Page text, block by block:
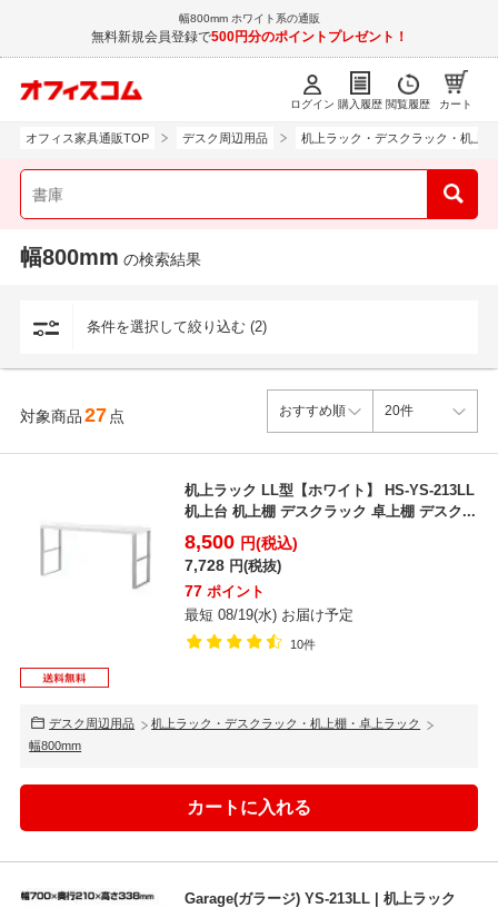
幅800mm ホワイト系の通販
無料新規会員登録で500円分のポイントプレゼント！
ログイン 購入履歴 閲覧履歴 カート
オフィス家具通販TOP デスク周辺用品 机上ラック・デスクラック・机上
幅800mm の検索結果
条件を選択して絞り込む (2)
対象商品27 点
机上ラック LL型【ホワイト】 HS-YS-213LL
机上台 机上棚 デスクラック 卓上棚 デスク...
8,500 円(税込)
7,728 円(税抜)
77 ポイント
最短 08/19(水) お届け予定
10件
デスク周辺用品
机上ラック・デスクラック・机上棚・卓上ラック
幅800mm
Garage(ガラージ) YS-213LL | 机上ラック